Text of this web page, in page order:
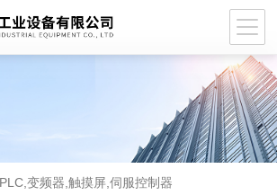
变频器,触摸屏,伺服控制器